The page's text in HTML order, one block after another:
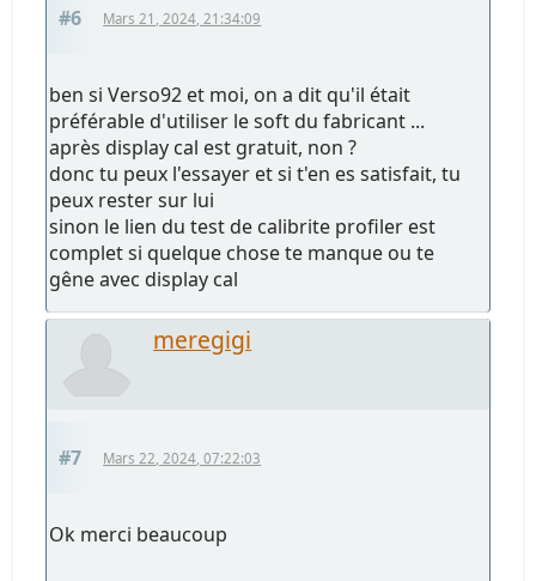
#6 Mars 21, 2024, 21:34:09
ben si Verso92 et moi, on a dit qu'il était
préférable d'utiliser le soft du fabricant ...
après display cal est gratuit, non ?
donc tu peux l'essayer et si t'en es satisfait, tu
peux rester sur lui
sinon le lien du test de calibrite profiler est
complet si quelque chose te manque ou te
gêne avec display cal
meregigi
#7 Mars 22, 2024, 07:22:03
Ok merci beaucoup